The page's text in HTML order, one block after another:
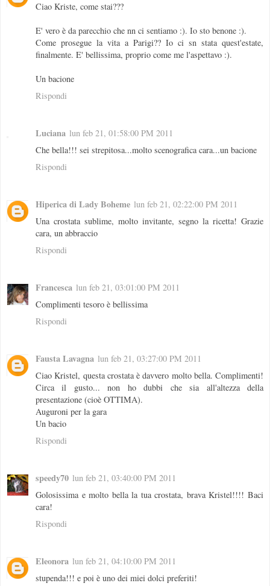
Ciao Kriste, come stai???
E' vero è da parecchio che nn ci sentiamo :). Io sto benone :).
Come prosegue la vita a Parigi?? Io ci sn stata quest'estate,
finalmente. E' bellissima, proprio come me l'aspettavo :).
Un bacione
Rispondi
Luciana lun feb 21, 01:58:00 PM 2011
Che bella!!! sei strepitosa...molto scenografica cara...un bacione
Rispondi
Hiperica di Lady Boheme lun feb 21, 02:22:00 PM 2011
Una crostata sublime, molto invitante, segno la ricetta! Grazie
cara, un abbraccio
Rispondi
Francesca lun feb 21, 03:01:00 PM 2011
Complimenti tesoro è bellissima
Rispondi
Fausta Lavagna lun feb 21, 03:27:00 PM 2011
Ciao Kristel, questa crostata è davvero molto bella. Complimenti!
Circa il gusto... non ho dubbi che sia all'altezza della
presentazione (cioè OTTIMA).
Auguroni per la gara
Un bacio
Rispondi
speedy70 lun feb 21, 03:40:00 PM 2011
Golosissima e molto bella la tua crostata, brava Kristel!!!! Baci
cara!
Rispondi
Eleonora lun feb 21, 04:10:00 PM 2011
stupenda!!! e poi è uno dei miei dolci preferiti!